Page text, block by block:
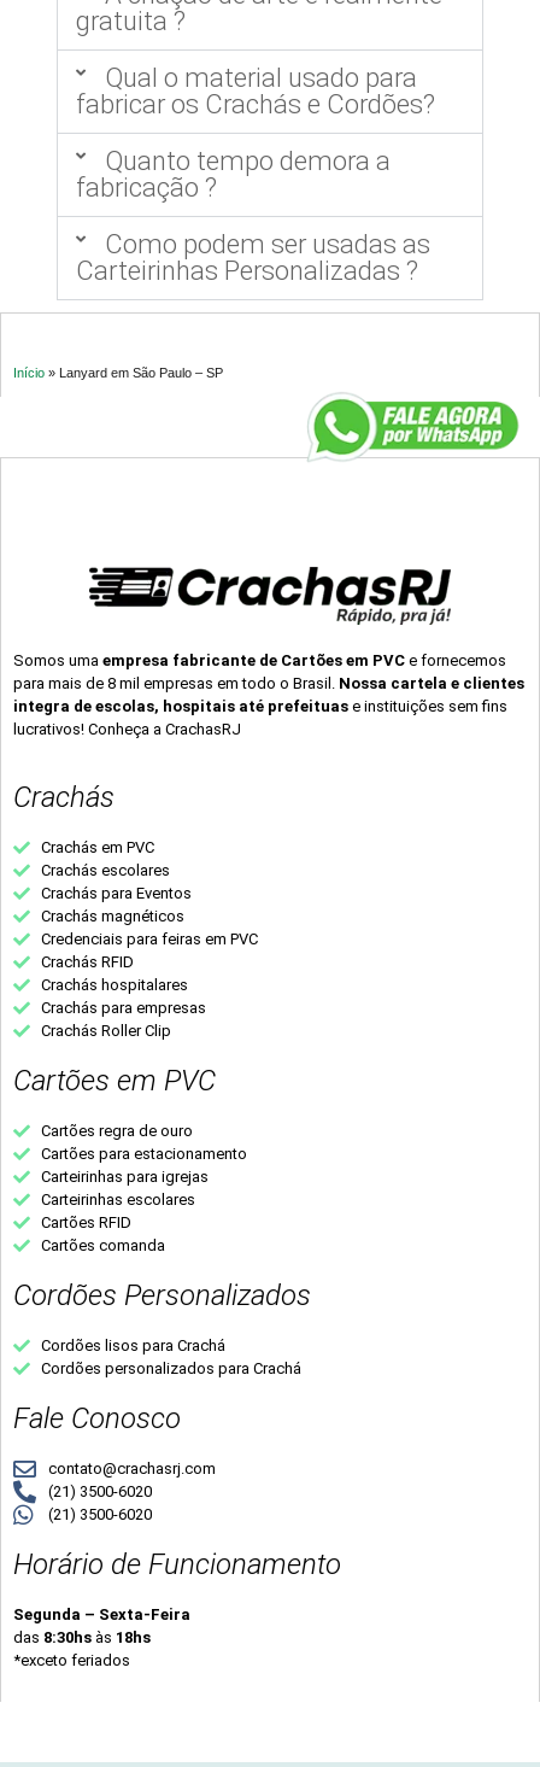
gratuita ?
Qual o material usado para
fabricar os Crachás e Cordões?
Quanto tempo demora a
fabricação ?
Como podem ser usadas as
Carteirinhas Personalizadas ?
Início » Lanyard em São Paulo – SP
Somos uma empresa fabricante de Cartões em PVC e fornecemos
para mais de 8 mil empresas em todo o Brasil. Nossa cartela e clientes
integra de escolas, hospitais até prefeituas e instituições sem fins
lucrativos! Conheça a CrachasRJ
Crachás
Crachás em PVC
Crachás escolares
Crachás para Eventos
Crachás magnéticos
Credenciais para feiras em PVC
Crachás RFID
Crachás hospitalares
Crachás para empresas
Crachás Roller Clip
Cartões em PVC
Cartões regra de ouro
Cartões para estacionamento
Carteirinhas para igrejas
Carteirinhas escolares
Cartões RFID
Cartões comanda
Cordões Personalizados
Cordões lisos para Crachá
Cordões personalizados para Crachá
Fale Conosco
contato@crachasrj.com
(21) 3500-6020
(21) 3500-6020
Horário de Funcionamento
Segunda – Sexta-Feira
das 8:30hs às 18hs
*exceto feriados